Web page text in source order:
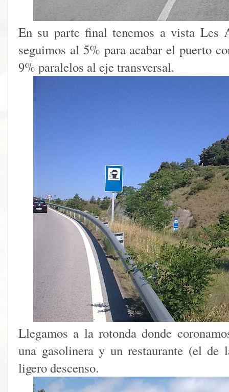
En su parte final tenemos a vista Les
seguimos al 5% para acabar el puerto
9% paralelos al eje transversal.
Llegamos a la rotonda donde
una gasolinera y un restaurante (el
ligero descenso.